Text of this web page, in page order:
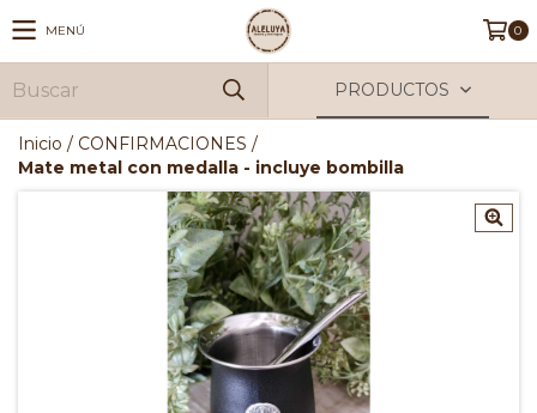
MENÚ 0
PRODUCTOS
Inicio / CONFIRMACIONES /
Mate metal con medalla - incluye bombilla